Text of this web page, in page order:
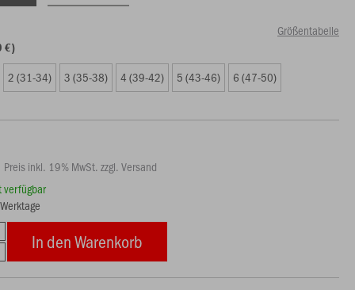
Größentabelle
€)
2 (31-34) 3 (35-38) 4 (39-42) 5 (43-46) 6 (47-50)
Preis inkl. 19% MwSt. zzgl. Versand
verfügbar
In den Warenkorb